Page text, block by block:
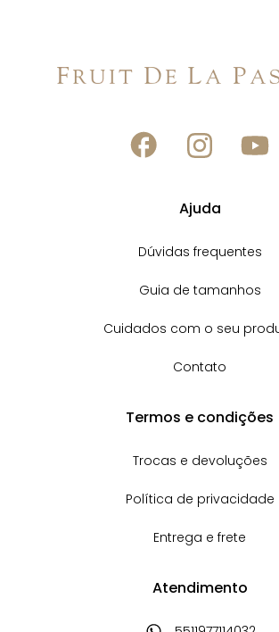
Ajuda
Dúvidas frequentes
Guia de tamanhos
Cuidados com o seu
Contato
Termos e condições
Trocas e devoluções
Política de privacidade
Entrega e frete
Atendimento